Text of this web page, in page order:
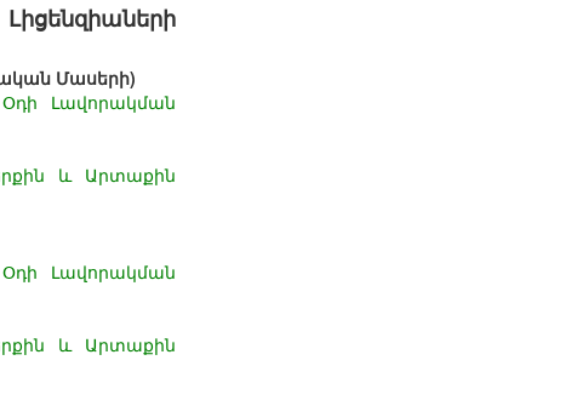
Մասերի)
Լավորակման
և Արտաքին
Լավորակման
և Արտաքին